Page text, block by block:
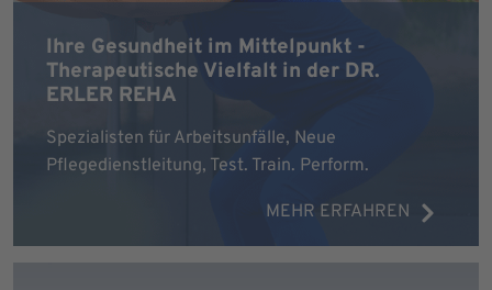
Ihre Gesundheit im Mittelpunkt -
Therapeutische Vielfalt in der DR.
ERLER REHA
Spezialisten für Arbeitsunfälle, Neue
Pflegedienstleitung, Test. Train. Perform.
MEHR ERFAHREN